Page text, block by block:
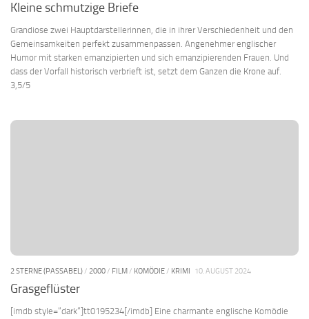
Kleine schmutzige Briefe
Grandiose zwei Hauptdarstellerinnen, die in ihrer Verschiedenheit und den
Gemeinsamkeiten perfekt zusammenpassen. Angenehmer englischer
Humor mit starken emanzipierten und sich emanzipierenden Frauen. Und
dass der Vorfall historisch verbrieft ist, setzt dem Ganzen die Krone auf.
3,5/5
2 STERNE (PASSABEL) / 2000 / FILM / KOMÖDIE / KRIMI 10. AUGUST 2024
Grasgeflüster
[imdb style=“dark“]tt0195234[/imdb] Eine charmante englische Komödie